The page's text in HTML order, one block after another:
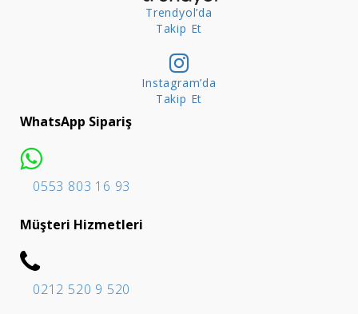
Trendyol’da
Takip Et
Instagram’da
Takip Et
WhatsApp Sipariş
0553 803 16 93
Müşteri Hizmetleri
0212 520 9 520